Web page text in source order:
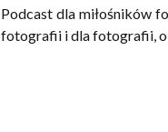
Podcast dla miłośników
fotografii i dla fotografii, o